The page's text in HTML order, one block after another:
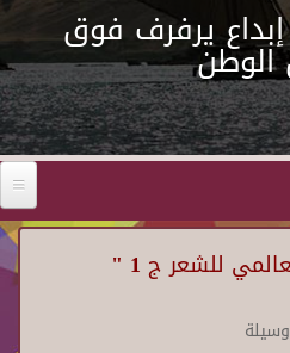
يرفرف فوق
للشعر ج 1 "